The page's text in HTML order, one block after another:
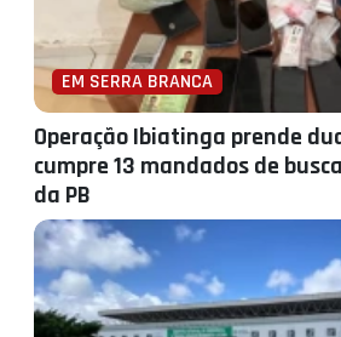
EM SERRA BRANCA
Operação Ibiatinga prende
cumpre 13 mandados de
da PB